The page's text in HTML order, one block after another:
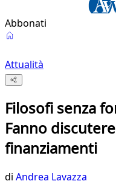
Abbonati
Attualità
Filosofi senza
Fanno
finanziamenti
di Andrea Lavazza